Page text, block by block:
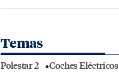
Temas
Polestar 2 Coches Eléctricos